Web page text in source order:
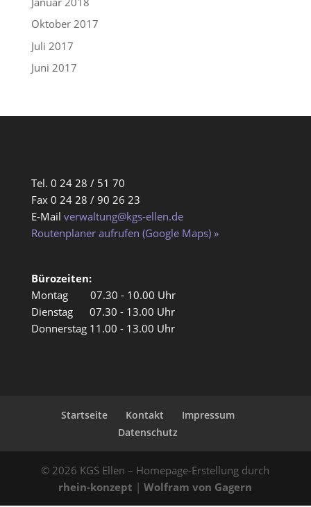
Oktober 2017
Juli 2017
Juni 2017
Tel. 0 24 28 / 51 70
Fax 0 24 28 / 90 26 23
E-Mail verwaltung@kgs-ellen.de
Routenplaner aufrufen (Google Maps) »
Bürozeiten:
Montag 07.30 - 10.00 Uhr
Dienstag 07.30 - 13.00 Uhr
Donnerstag 11.00 - 13.00 Uhr
Startseite Kontakt
Impressum
Datenschutz
© 2026 KGS Ellen – Homepage-Erstellung durch
rhein-konzept |Wolfram von Gagern